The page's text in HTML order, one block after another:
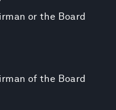
or the Board
of the Board